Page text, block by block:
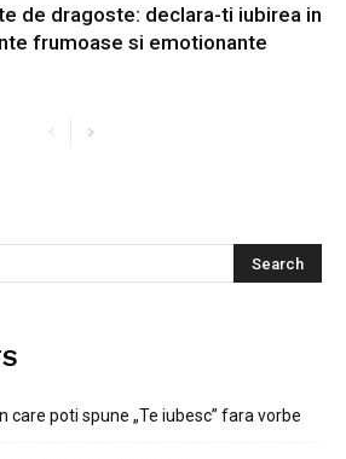
de dragoste: declara-ti iubirea in
frumoase si emotionante
care poti spune „Te iubesc” fara vorbe